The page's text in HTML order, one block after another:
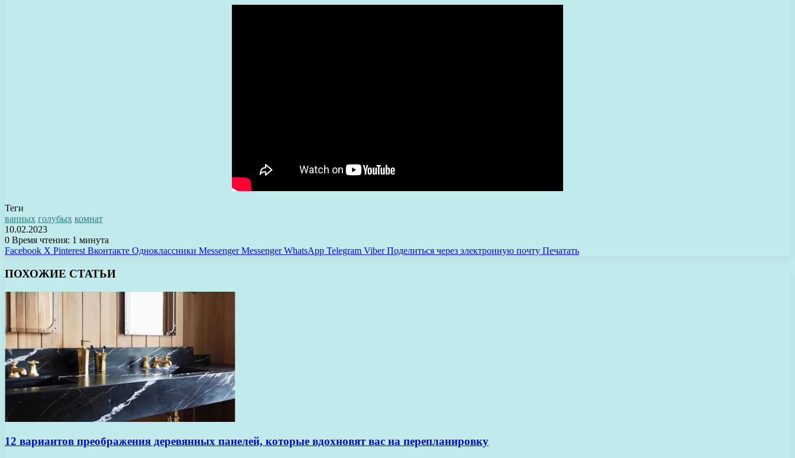
Теги
ванных голубых комнат
10.02.2023
0 Время чтения: 1 минута
Facebook X Pinterest Вконтакте Одноклассники Messenger Messenger WhatsApp Telegram Viber Поделиться через электронную почту Печатать
ПОХОЖИЕ СТАТЬИ
12 вариантов преображения деревянных панелей, которые вдохновят вас на перепланировку